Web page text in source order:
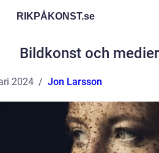
RIKPÅKONST.se
Bildkonst och
2024 Jon Larsson